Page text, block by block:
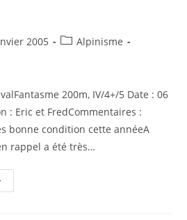
2005
Alpinisme
200m, IV/4+/5 Date : 06
: Eric et FredCommentaires :
bonne condition cette annéeA
rappel a été très…